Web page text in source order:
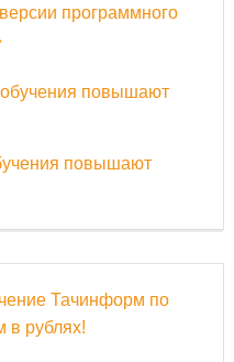
программного
повышают